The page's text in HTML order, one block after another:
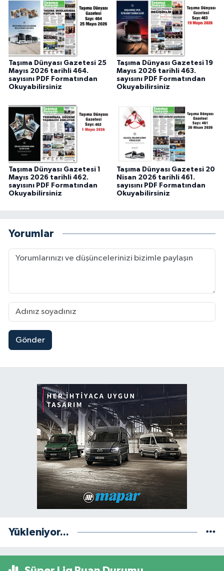
Taşıma Dünyası Gazetesi 25
Mayıs 2026 tarihli 464.
sayısını PDF Formatından
Okuyabilirsiniz
Taşıma Dünyası Gazetesi 19
Mayıs 2026 tarihli 463.
sayısını PDF Formatından
Okuyabilirsiniz
Taşıma Dünyası Gazetesi 1
Mayıs 2026 tarihli 462.
sayısını PDF Formatından
Okuyabilirsiniz
Taşıma Dünyası Gazetesi 20
Nisan 2026 tarihli 461.
sayısını PDF Formatından
Okuyabilirsiniz
Yorumlar
Gönder
Yükleniyor...